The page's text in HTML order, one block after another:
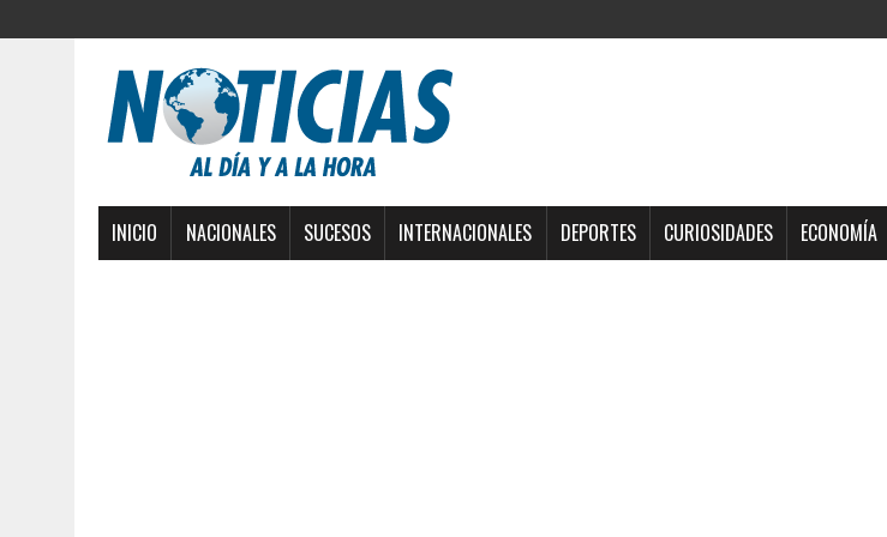
INICIO NACIONALES SUCESOS INTERNACIONALES DEPORTES CURIOSIDADES ECONOMÍA